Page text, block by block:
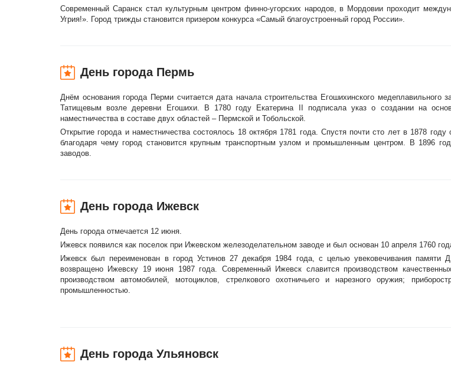
Современный Саранск стал культурным центром финно-угорских народов, в Мордовии проходит
Угрия!». Город трижды становится призером конкурса «Самый благоустроенный город России».
День города Пермь
Днём основания города Перми считается дата начала строительства Егошихинского медеплавильного
Татищевым возле деревни Егошихи. В 1780 году Екатерина II подписала указ о создании на
наместничества в составе двух областей – Пермской и Тобольской.
Открытие города и наместничества состоялось 18 октября 1781 года. Спустя почти сто лет в 1878 году
благодаря чему город становится крупным транспортным узлом и промышленным центром. В 1896
заводов.
День города Ижевск
День города отмечается 12 июня.
Ижевск появился как поселок при Ижевском железоделательном заводе и был основан 10 апреля 1760
Ижевск был переименован в город Устинов 27 декабря 1984 года, с целью увековечивания памяти
возвращено Ижевску 19 июня 1987 года. Современный Ижевск славится производством
производством автомобилей, мотоциклов, стрелкового охотничьего и нарезного оружия;
промышленностью.
День города Ульяновск